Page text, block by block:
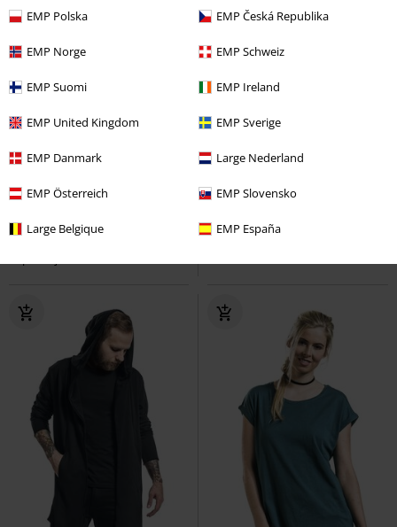
EMP Polska EMP Česká Republika
EMP Norge EMP Schweiz
EMP Suomi EMP Ireland
EMP United Kingdom EMP Sverige
EMP Danmark Large Nederland
EMP Österreich EMP Slovensko
Large Belgique EMP España
ab
2-Tone Zip
Urban Classics
ab
Organic Boxer Shorts 5-Pack